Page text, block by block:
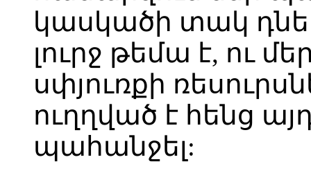
կասկածի տակ
լուրջ թեմա է, ու
սփյուռքի
ուղղված է հենց
պահանջել: